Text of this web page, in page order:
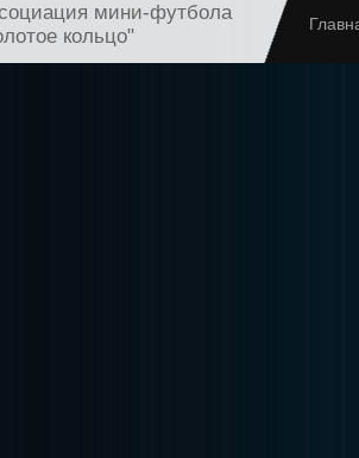
мини-футбола
кольцо"